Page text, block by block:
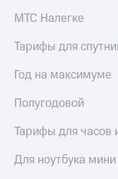
Описание
Порядок
выкупа
акций
Дивиденды
Рынок
Описание
МТС Налегке
Тарифы для
Год на максимуме
Полугодовой
Тарифы для часов
Для ноутбука мини